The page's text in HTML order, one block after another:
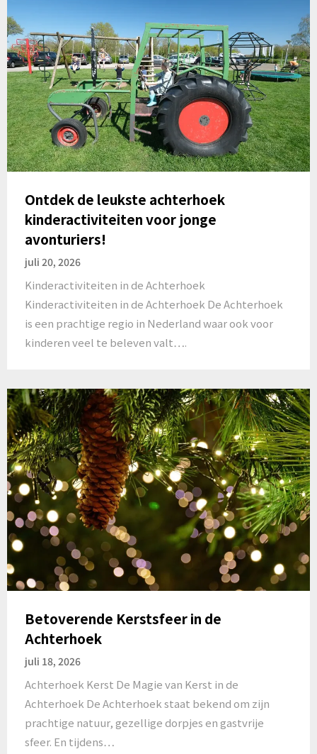
Ontdek de leukste achterhoek
kinderactiviteiten voor jonge
avonturiers!
juli 20, 2026
Kinderactiviteiten in de Achterhoek
Kinderactiviteiten in de Achterhoek De Achterhoek
is een prachtige regio in Nederland waar ook voor
kinderen veel te beleven valt….
Betoverende Kerstsfeer in de
Achterhoek
juli 18, 2026
Achterhoek Kerst De Magie van Kerst in de
Achterhoek De Achterhoek staat bekend om zijn
prachtige natuur, gezellige dorpjes en gastvrije
sfeer. En tijdens…